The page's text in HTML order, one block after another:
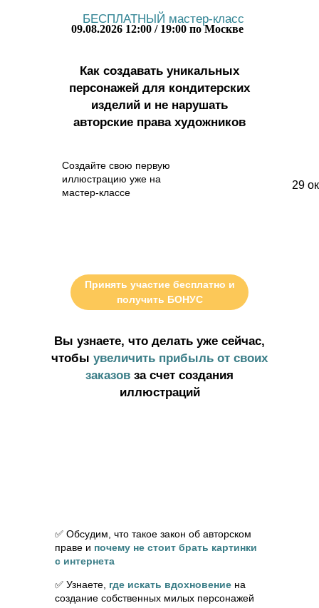
БЕСПЛАТНЫЙ мастер-класс
Как создавать уникальных
персонажей для кондитерских
изделий и не нарушать
авторские права художников
Создайте свою первую
иллюстрацию уже на
мастер-классе
09.08.2026 12:00 / 19:00 по Москве
29
Принять участие бесплатно и
получить БОНУС
✅ Узнаете, где искать вдохновение на
создание собственных милых персонажей
✅ Обсудим, что такое закон об авторском
праве и почему не стоит брать картинки
с интернета
Вы узнаете, что делать уже сейчас,
чтобы увеличить прибыль от своих
заказов за счет создания
иллюстраций